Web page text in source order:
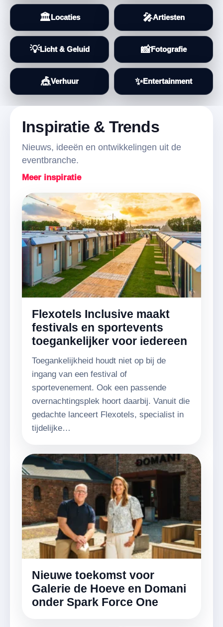
🏛️Locaties 🎤Artiesten
💡Licht & Geluid 📸Fotografie
🎪Verhuur ✨Entertainment
Inspiratie & Trends
Nieuws, ideeën en ontwikkelingen uit de
eventbranche.
Meer inspiratie
Flexotels Inclusive maakt
festivals en sportevents
toegankelijker voor iedereen
Toegankelijkheid houdt niet op bij de
ingang van een festival of
sportevenement. Ook een passende
overnachtingsplek hoort daarbij. Vanuit die
gedachte lanceert Flexotels, specialist in
tijdelijke…
Nieuwe toekomst voor
Galerie de Hoeve en Domani
onder Spark Force One